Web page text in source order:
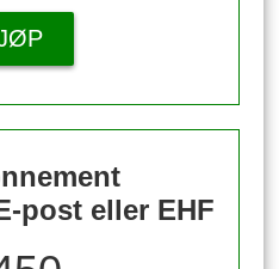
post eller EHF